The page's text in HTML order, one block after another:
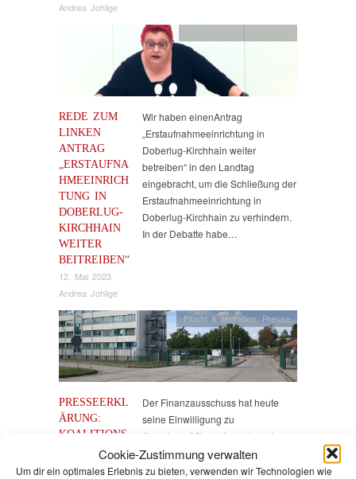
Cookie-Zustimmung verwalten
Um dir ein optimales Erlebnis zu bieten, verwenden wir Technologien wie
Andrea Johlige
REDE ZUM
LINKEN
ANTRAG
„ERSTAUFNA
HMEEINRICH
TUNG IN
DOBERLUG-
KIRCHHAIN
WEITER
BEITREIBEN“
12. Mai 2023
Andrea Johlige
Wir haben einenAntrag
„Erstaufnahmeeinrichtung in
Doberlug-Kirchhain weiter
betreiben“ in den Landtag
eingebracht, um die Schließung der
Erstaufnahmeeinrichtung in
Doberlug-Kirchhain zu verhindern.
In der Debatte habe…
PRESSEERKL
ÄRUNG:
KOALITIONS
FRAKTIONEN
BESCHLIESSE
Flucht & Migration, Presse
Der Finanzausschuss hat heute
seine Einwilligung zu
überplanmäßigen Ausgaben des
Innenministeriums in Höhe von 30
Millionen Euro für die